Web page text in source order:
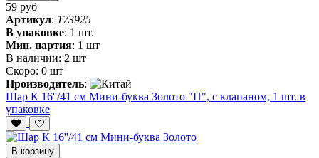
59 руб
Артикул: 173925
В упаковке: 1 шт.
Мин. партия: 1 шт
В наличии: 2 шт
Скоро: 0 шт
Производитель:
Шар К 16''/41 см Мини-буква Золото "П", с клапаном, 1 шт. в
упаковке
В корзину